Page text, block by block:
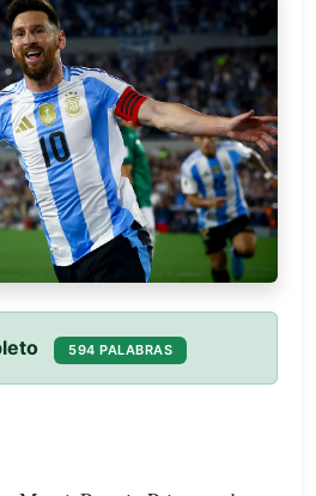
594 PALABRAS